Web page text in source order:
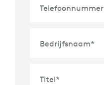
Telefoonnummer
Bedrijfsnaam*
Titel*